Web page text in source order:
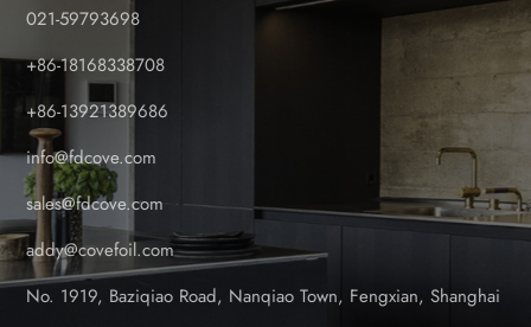
021-59793698
+86-18168338708
+86-13921389686
info@fdcove.com
sales@fdcove.com
addy@covefoil.com
No. 1919, Baziqiao Road, Nanqiao Town, Fengxian, Shanghai